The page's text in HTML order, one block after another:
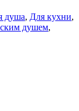
душа, Для кухни,
душем,